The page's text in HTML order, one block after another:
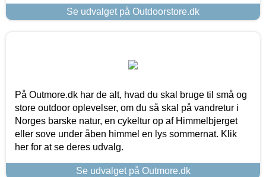
Se udvalget på Outdoorstore.dk
På Outmore.dk har de alt, hvad du skal bruge til små og
store outdoor oplevelser, om du så skal på vandretur i
Norges barske natur, en cykeltur op af Himmelbjerget
eller sove under åben himmel en lys sommernat. Klik
her for at se deres udvalg.
Se udvalget på Outmore.dk